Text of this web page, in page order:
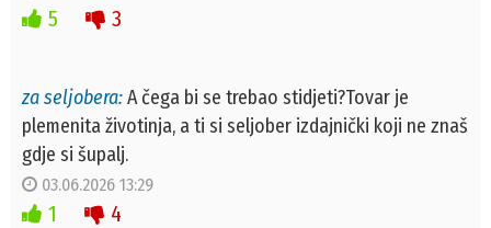
5 3
za seljobera:A čega bi se trebao stidjeti?Tovar je
plemenita životinja, a ti si seljober izdajnički koji ne znaš
gdje si šupalj.
03.06.2026 13:29
1 4